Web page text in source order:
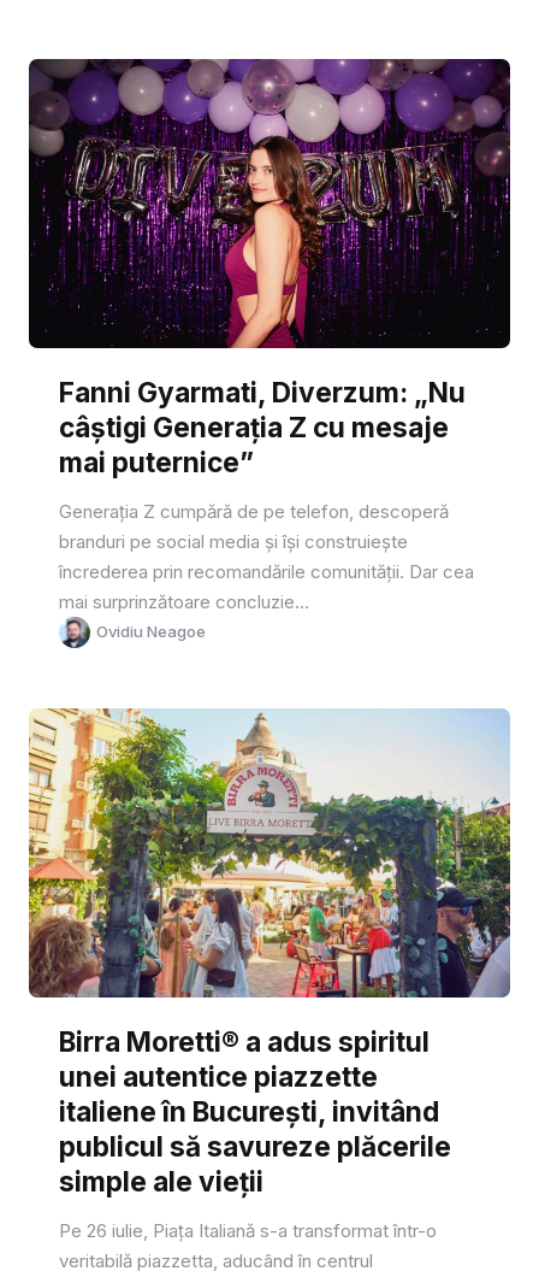
Fanni Gyarmati, Diverzum: „Nu
câștigi Generația Z cu mesaje
mai puternice”
Generația Z cumpără de pe telefon, descoperă
branduri pe social media și își construiește
încrederea prin recomandările comunității. Dar cea
mai surprinzătoare concluzie...
Ovidiu Neagoe
Birra Moretti® a adus spiritul
unei autentice piazzette
italiene în București, invitând
publicul să savureze plăcerile
simple ale vieții
Pe 26 iulie, Piața Italiană s-a transformat într-o
veritabilă piazzetta, aducând în centrul